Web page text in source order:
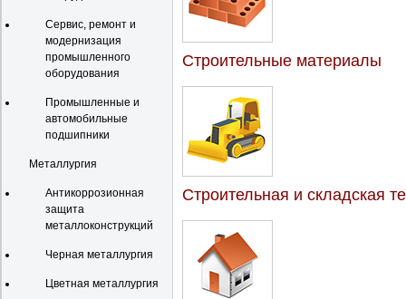
Сервис, ремонт и
модернизация
промышленного
оборудования
Промышленные и
автомобильные
подшипники
Металлургия
Антикоррозионная
защита
металлоконструкций
Черная металлургия
Цветная металлургия
Строительные материалы
Строительная и складская